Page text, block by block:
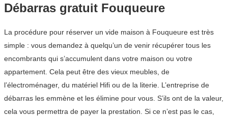
Débarras gratuit Fouqueure
La procédure pour réserver un vide maison à Fouqueure est très
simple : vous demandez à quelqu’un de venir récupérer tous les
encombrants qui s’accumulent dans votre maison ou votre
appartement. Cela peut être des vieux meubles, de
l’électroménager, du matériel Hifi ou de la literie. L’entreprise de
débarras les emmène et les élimine pour vous. S’ils ont de la valeur,
cela vous permettra de payer la prestation. Si ce n’est pas le cas,